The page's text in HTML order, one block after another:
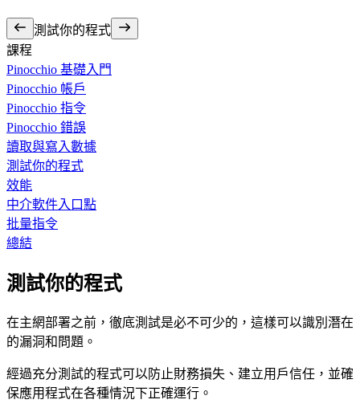
測試你的程式
課程
Pinocchio 基礎入門
Pinocchio 帳戶
Pinocchio 指令
Pinocchio 錯誤
讀取與寫入數據
測試你的程式
效能
中介軟件入口點
批量指令
總結
測試你的程式
在主網部署之前，徹底測試是必不可少的，這樣可以識別潛在
的漏洞和問題。
經過充分測試的程式可以防止財務損失、建立用戶信任，並確
保應用程式在各種情況下正確運行。